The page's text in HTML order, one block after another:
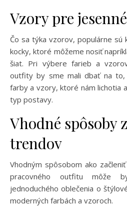
Vzory pre
Čo sa týka vzorov, populárne sú
kocky, ktoré môžeme nosiť
šiat. Pri výbere farieb a
outfity by sme mali dbať na
farby a vzory, ktoré nám lichotia
typ postavy.
Vhodné spôsoby
trendov
Vhodným spôsobom ako
pracovného outfitu môže
jednoduchého oblečenia o
moderných farbách a vzoroch.